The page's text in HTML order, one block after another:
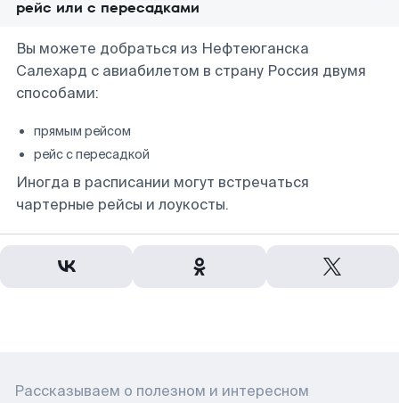
рейс или с пересадками
Вы можете добраться из Нефтеюганска
Салехард с авиабилетом в страну Россия двумя
способами:
прямым рейсом
рейс с пересадкой
Иногда в расписании могут встречаться
чартерные рейсы и лоукосты.
Рассказываем о полезном и интересном